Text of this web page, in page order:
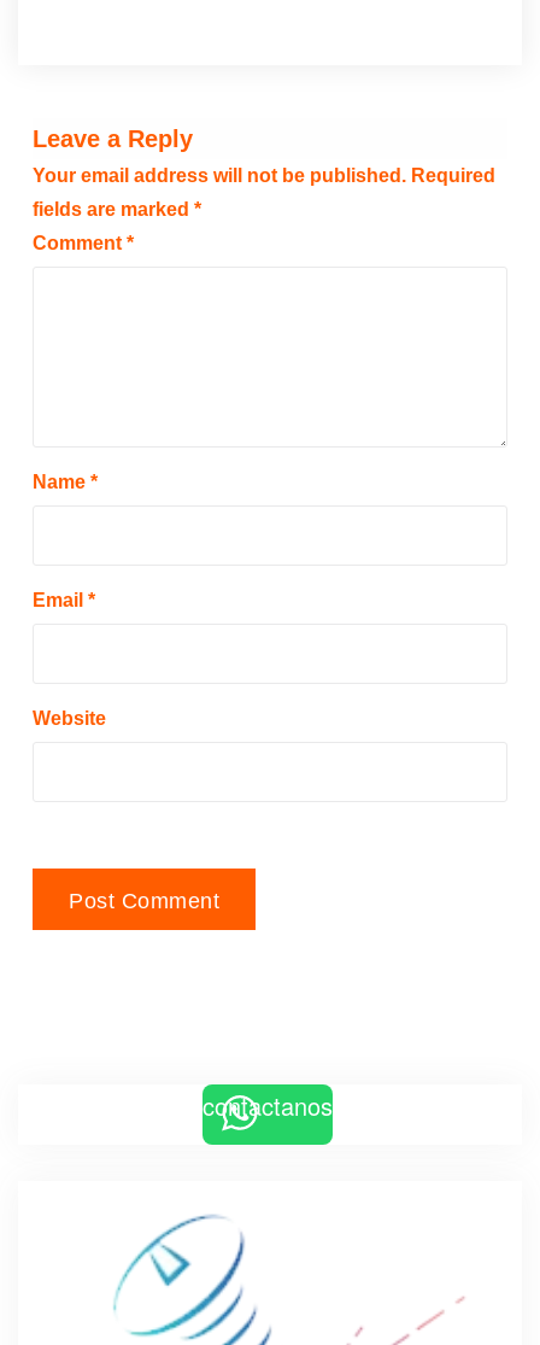
Leave a Reply
Your email address will not be published. Required
fields are marked *
Comment *
Name *
Email *
Website
contactanos